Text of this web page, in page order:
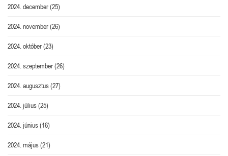
2024. december(25)
2024. november(26)
2024. október(23)
2024. szeptember(26)
2024. augusztus(27)
2024. július(25)
2024. június(16)
2024. május(21)